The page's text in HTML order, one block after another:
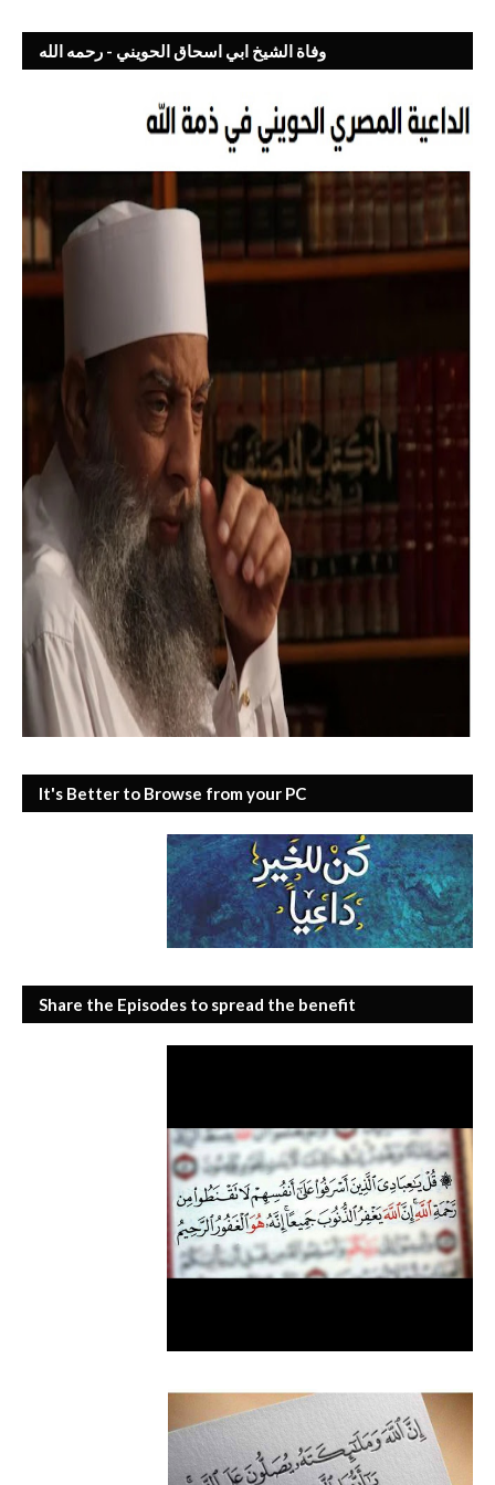
وفاة الشيخ ابي اسحاق الحويني - رحمه الله
It's Better to Browse from your PC
Share the Episodes to spread the benefit